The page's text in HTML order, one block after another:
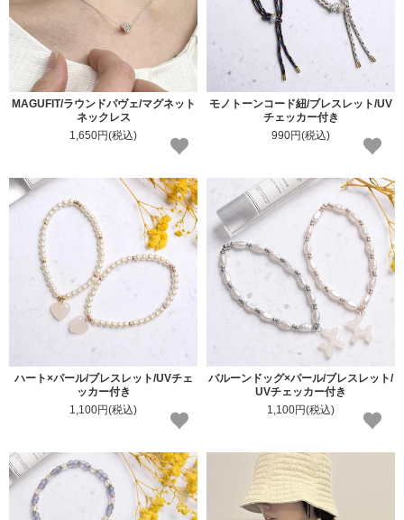
MAGUFIT/ラウンドパヴェ/マグネット
ネックレス
1,650円(税込)
モノトーンコード紐/ブレスレット/UV
チェッカー付き
990円(税込)
ハート×パール/ブレスレット/UVチェ
ッカー付き
1,100円(税込)
バルーンドッグ×パール/ブレスレット/
UVチェッカー付き
1,100円(税込)